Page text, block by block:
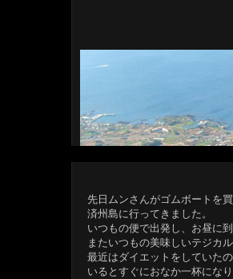
先日ムンさんがゴムボートを
済州島に行ってきました。
いつもの便で出発し、お昼に
またいつもの美味しいテジカ
最近はダイエットをしていた
いるとすぐにおなか一杯にな